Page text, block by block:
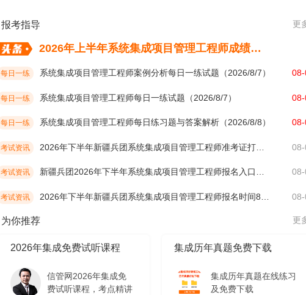
报考指导 更
2026年上半年系统集成项目管理工程师成绩考后多久公布？
每日一练 系统集成项目管理工程师案例分析每日一练试题（2026/8/7）
每日一练 系统集成项目管理工程师每日一练试题（2026/8/7）
每日一练 系统集成项目管理工程师每日练习题与答案解析（2026/8/8）
考试资讯 08-
考试资讯 08-
考试资讯 08-
为你推荐 更
2026年集成免费试听课程
信管网2026年集成免
费试听课程，考点精讲
集成历年真题免费下载
集成历年真题在线练习
及免费下载